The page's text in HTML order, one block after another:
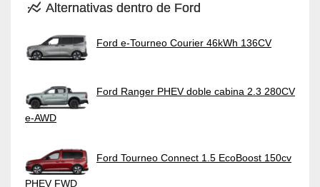
Alternativas dentro de Ford
Ford e-Tourneo Courier 46kWh 136CV
Ford Ranger PHEV doble cabina 2.3 280CV
e-AWD
Ford Tourneo Connect 1.5 EcoBoost 150cv
PHEV FWD